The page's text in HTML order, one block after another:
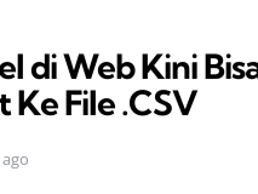
di Web Kini
File .CSV